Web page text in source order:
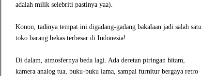
adalah milik selebriti pastinya yaa).
Konon, tadinya tempat ini digadang-gadang bakalaan jadi salah satu
toko barang bekas terbesar di Indonesia!
Di dalam, atmosfernya beda lagi. Ada deretan piringan hitam,
kamera analog tua, buku-buku lama, sampai furnitur bergaya retro